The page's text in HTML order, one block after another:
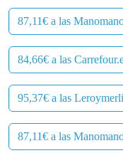
87,11€ a las
84,66€ a las
95,37€ a las
87,11€ a las